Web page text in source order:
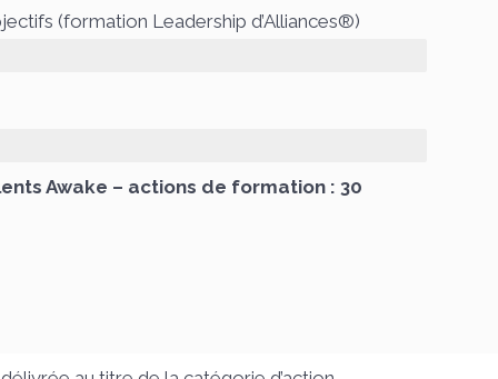
(formation Leadership d’Alliances®)
Awake – actions de formation : 30